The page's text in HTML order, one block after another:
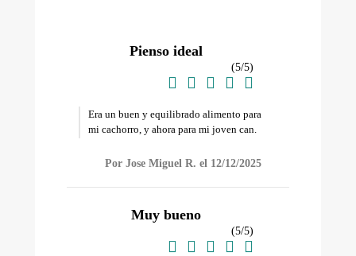
Pienso ideal
(5/5)
    
Era un buen y equilibrado alimento para
mi cachorro, y ahora para mi joven can.
Por Jose Miguel R. el 12/12/2025
Muy bueno
(5/5)
    